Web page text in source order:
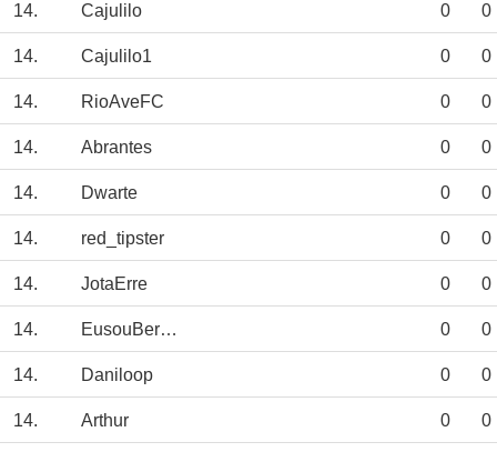
14. Cajulilo 0 0
14. Cajulilo1 0 0
14. RioAveFC 0 0
14. Abrantes 0 0
14. Dwarte 0 0
14. red_tipster 0 0
14. JotaErre 0 0
14. EusouBernardo 0 0
14. Daniloop 0 0
14. Arthur 0 0